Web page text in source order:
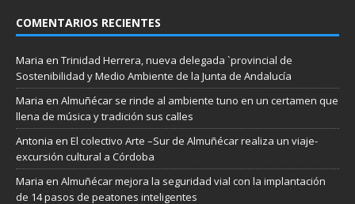
COMENTARIOS RECIENTES
Maria en Trinidad Herrera, nueva delegada `provincial de
Sostenibilidad y Medio Ambiente de la Junta de Andalucía
Maria en Almuñécar se rinde al ambiente tuno en un certamen que
llena de música y tradición sus calles
Antonia en El colectivo Arte –Sur de Almuñécar realiza un viaje-
excursión cultural a Córdoba
Maria en Almuñécar mejora la seguridad vial con la implantación
de 14 pasos de peatones inteligentes